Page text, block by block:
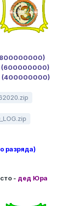
(600000000)
(400000000)
разряда)
- дед Юра